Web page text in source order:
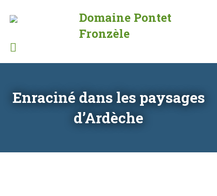
Domaine Pontet
Fronzèle
et
producteur
d'huile
Ardèche
Enraciné dans les paysages
d’Ardèche